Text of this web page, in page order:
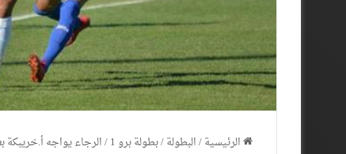
الرئيسية/البطولة/بطولة برو 1 /الرجاء يواجه أ.خريبكة